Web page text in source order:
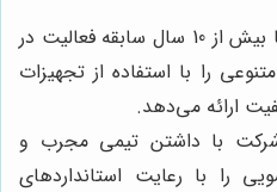
این شرکت با بیش از 10 سال سابقه فعالیت در
را با استفاده از تجهیزات
ارائه می‌دهد.
با داشتن تیمی مجرب و
را با رعایت استانداردهای